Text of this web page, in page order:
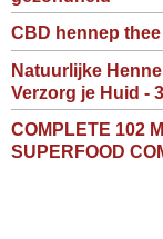
CBD hennep thee
Natuurlijke
Verzorg je Huid -
COMPLETE 102
SUPERFOOD